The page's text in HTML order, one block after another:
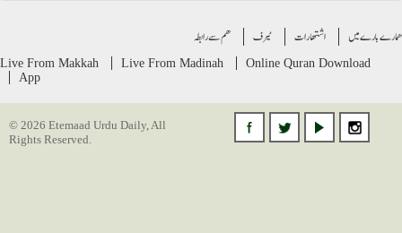
بارے میں اشتهارات ٹیرف ھم سے رابطہ
Live From Makkah Live From Madinah Online Quran Download
App
© 2026 Etemaad Urdu Daily, All
Rights Reserved.